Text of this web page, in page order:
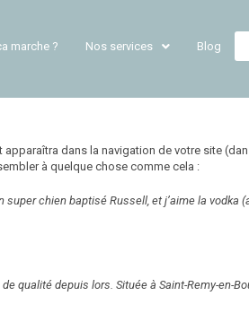
marche ? Nos services Blog
apparaîtra dans la navigation de votre site
à quelque chose comme cela :
chien baptisé Russell, et j’aime la
qualité depuis lors. Située à Saint-Remy-en-